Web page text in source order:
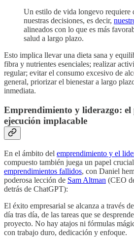
Un estilo de vida longevo requiere
nuestras decisiones, es decir,
alineados con lo que es más
salud a largo plazo.
Esto implica llevar una dieta sana y
fibra y nutrientes esenciales; realizar
regular; evitar el consumo excesivo de
general, priorizar el bienestar a largo
inmediata.
Emprendimiento y liderazgo: el
ejecución implacable
En el ámbito del emprendimiento y el
compuesto también juega un papel
emprendimientos fallidos, con Daniel
poderosa lección de Sam Altman (CEO
detrás de ChatGPT):
El éxito empresarial se alcanza a través
día tras día, de las tareas que se
proyecto. No hay atajos ni fórmulas
con trabajo duro, dedicación y enfoque.